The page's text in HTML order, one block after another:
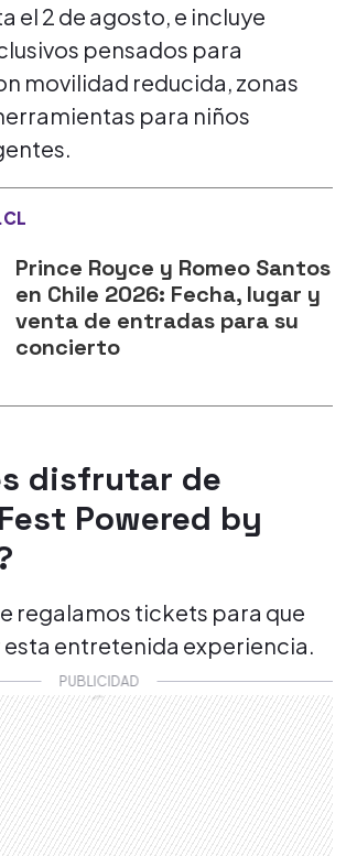
el 2 de agosto, e incluye
pensados para
movilidad reducida, zonas
para niños
Prince Royce y Romeo Santos
en Chile 2026: Fecha, lugar y
venta de entradas para su
concierto
disfrutar de
Powered by
regalamos tickets para que
esta entretenida experiencia.